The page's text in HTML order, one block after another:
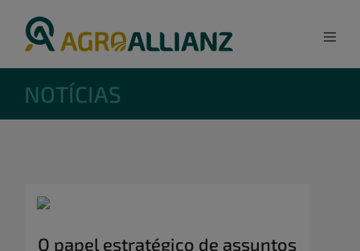
NOTÍCIAS
O papel estratégico de assuntos